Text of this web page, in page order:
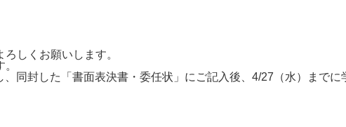
しくお願いします。
同封した「書面表決書・委任状」にご記入後、4/27（水）までに